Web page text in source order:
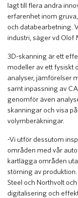
lagt till flera andra
erfarenhet inom
och databearbetning.
industri, säger vd Olof
3D-skanning är ett
modeller av ett fysiskt
analyser, jämförelser
samt inpassning av
genomför även
skanningar och visa
volymberäkningar.
-Vi utför dessutom
områden med vår
kartlägga områden
störning av
Steel och Northvolt
digitalisering och